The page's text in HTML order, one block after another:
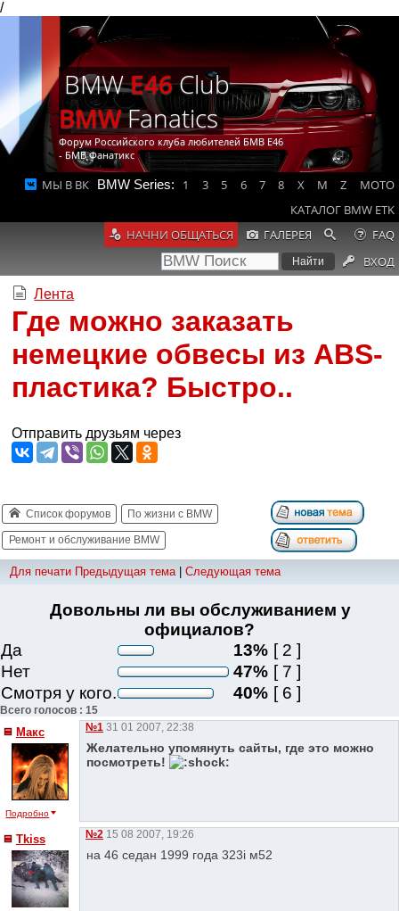
/
BMWE46Club
BMWFanatics
Форум Российского клуба любителей БМВ Е46
- БМВ Фанатикс
МЫ В ВК BMW Series: 1 3 5 6 7 8 X M Z
MOTO
КАТАЛОГ BMW ETK
НАЧНИ ОБЩАТЬСЯ
ГАЛЕРЕЯ
FAQ
ВХОД
Лента
Где можно заказать
немецкие обвесы из ABS-
пластика? Быстро..
Отправить друзьям через
Список форумов По жизни с BMW
Ремонт и обслуживание BMW
Для печати Предыдущая тема| Следующая тема
Довольны ли вы обслуживанием у
официалов?
Да
13% [ 2 ]
Нет
47% [ 7 ]
Смотря у кого.
40% [ 6 ]
Всего голосов : 15
Макс
Подробно
№1 31 01 2007, 22:38
Желательно упомянуть сайты, где это можно
посмотреть!
Tkiss №2 15 08 2007, 19:26
на 46 седан 1999 года 323i м52